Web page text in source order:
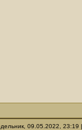
09.05.2022,